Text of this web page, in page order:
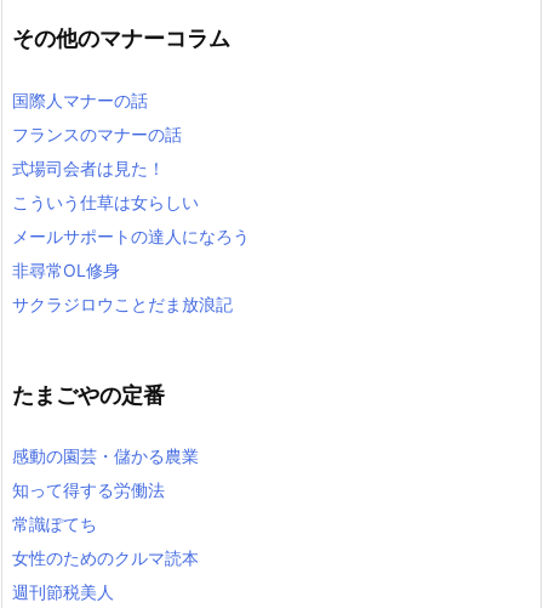
ブ
その他のマナーコラム
国際人マナーの話
フランスのマナーの話
式場司会者は見た！
こういう仕草は女らしい
メールサポートの達人になろう
非尋常OL修身
サクラジロウことだま放浪記
たまごやの定番
感動の園芸・儲かる農業
知って得する労働法
常識ぽてち
女性のためのクルマ読本
週刊節税美人